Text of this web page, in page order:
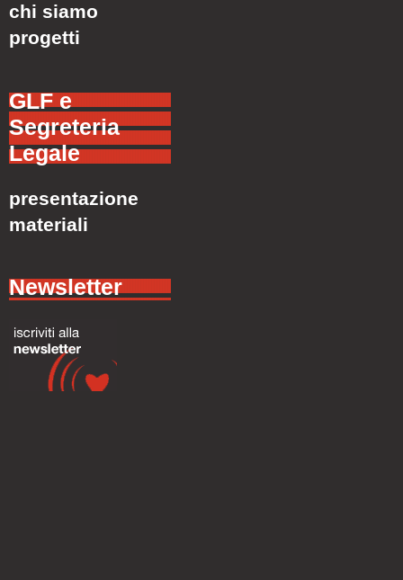
chi siamo
progetti
GLF e
Segreteria
Legale
presentazione
materiali
Newsletter